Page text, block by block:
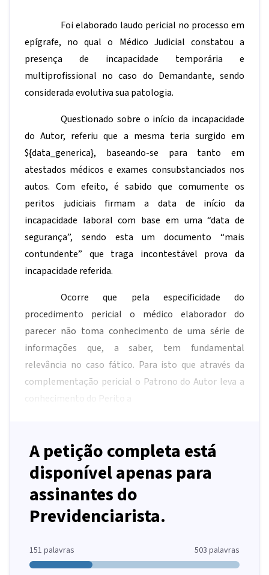
Foi elaborado laudo pericial no processo em
epígrafe, no qual o Médico Judicial constatou a
presença de incapacidade temporária e
multiprofissional no caso do Demandante, sendo
considerada evolutiva sua patologia.
Questionado sobre o início da incapacidade
do Autor, referiu que a mesma teria surgido em
${data_generica}, baseando-se para tanto em
atestados médicos e exames consubstanciados nos
autos. Com efeito, é sabido que comumente os
peritos judiciais firmam a data de início da
incapacidade laboral com base em uma “data de
segurança”, sendo esta um documento “mais
contundente” que traga incontestável prova da
incapacidade referida.
Ocorre que pela especificidade do
procedimento pericial o médico elaborador do
parecer não toma conhecimento de uma série de
informações que, a saber, tem fundamental
relevância no caso fático. Para isto que através da
complementação pericial o Patrono do Autor leva a
conhecimento do Perito a
A petição completa está
disponível apenas para
assinantes do
Previdenciarista.
151 palavras 503 palavras